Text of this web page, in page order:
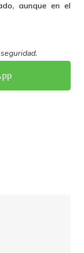
aunque en el